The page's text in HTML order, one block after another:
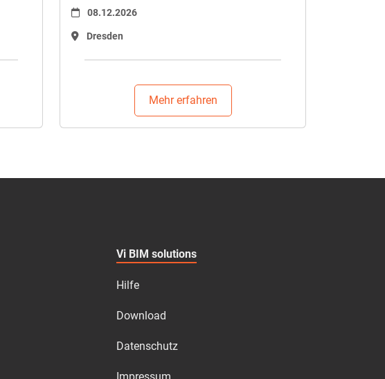
08.12.2026
Dresden
Mehr erfahren
Vi BIM solutions
Hilfe
Download
Datenschutz